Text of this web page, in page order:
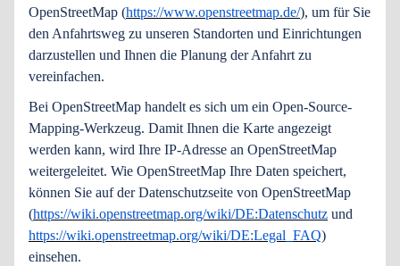
OpenStreetMap (https://www.openstreetmap.de/), um für Sie
den Anfahrtsweg zu unseren Standorten und Einrichtungen
darzustellen und Ihnen die Planung der Anfahrt zu
vereinfachen.
Bei OpenStreetMap handelt es sich um ein Open-Source-
Mapping-Werkzeug. Damit Ihnen die Karte angezeigt
werden kann, wird Ihre IP-Adresse an OpenStreetMap
weitergeleitet. Wie OpenStreetMap Ihre Daten speichert,
können Sie auf der Datenschutzseite von OpenStreetMap
(https://wiki.openstreetmap.org/wiki/DE:Datenschutz und
https://wiki.openstreetmap.org/wiki/DE:Legal_FAQ)
einsehen.